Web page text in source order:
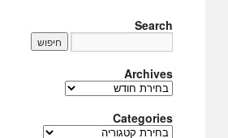
Search
Archives
Archives
Categories
Categories